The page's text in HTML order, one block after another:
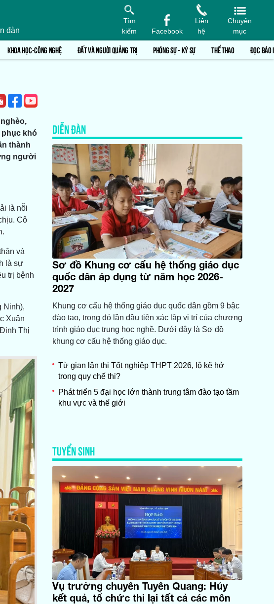
đàn
Tìm
kiếm
Facebook
Liên
hệ
Chuyên
mục
KHOA HỌC-CÔNG NGHỆ ĐẤT VÀ NGƯỜI QUẢNG TRỊ PHÓNG SỰ - KÝ SỰ THỂ THAO ĐỌC BÁO
phục khó
thành
người
là nỗi
Cô
và
là sự
trị bệnh
Ninh),
Xuân
Thị
DIỄN ĐÀN
Sơ đồ Khung cơ cấu hệ thống giáo dục
quốc dân áp dụng từ năm học 2026-
2027
Khung cơ cấu hệ thống giáo dục quốc dân gồm 9 bậc
đào tạo, trong đó lần đầu tiên xác lập vị trí của chương
trình giáo dục trung học nghề. Dưới đây là Sơ đồ
khung cơ cấu hệ thống giáo dục.
Từ gian lận thi Tốt nghiệp THPT 2026, lộ kẽ hở
trong quy chế thi?
Phát triển 5 đại học lớn thành trung tâm đào tạo tầm
khu vực và thế giới
TUYỂN SINH
Vụ trường chuyên Tuyên Quang: Hủy
kết quả, tổ chức thi lại tất cả các môn